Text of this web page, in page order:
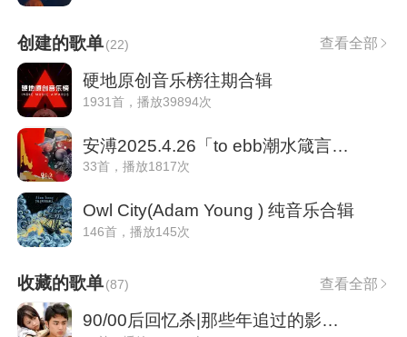
创建的歌单(22) 查看全部
硬地原创音乐榜往期合辑
1931首，播放39894次
安溥2025.4.26「to ebb潮水箴言」武汉
33首，播放1817次
Owl City(Adam Young ) 纯音乐合辑
146首，播放145次
收藏的歌单(87) 查看全部
90/00后回忆杀|那些年追过的影视剧主题曲